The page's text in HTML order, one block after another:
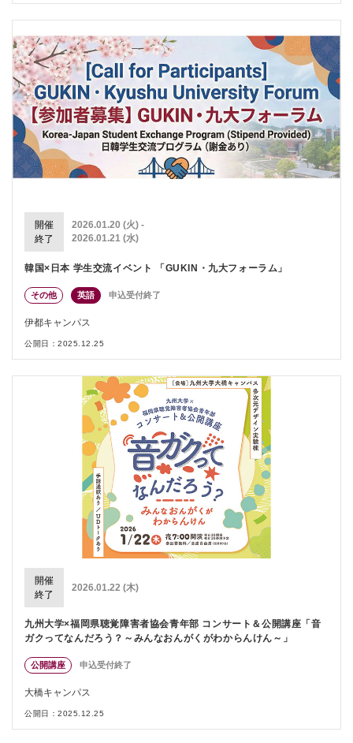
開催
終了
2026.01.20 (火) -
2026.01.21 (水)
韓国×日本 学生交流イベント 「GUKIN・九大フォーラム」
その他 英語 申込受付終了
伊都キャンパス
公開日：2025.12.25
開催
終了
2026.01.22 (木)
九州大学×福岡県聴覚障害者協会青年部 コンサート＆公開講座「音
ガクってなんだろう？～みんなおんがくがわからんけん～」
公開講座 申込受付終了
大橋キャンパス
公開日：2025.12.25